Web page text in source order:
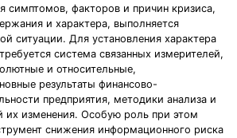
симптомов, факторов и причин кризиса,
и характера, выполняется
ситуации. Для установления характера
система связанных измерителей,
и относительные,
результаты финансово-
предприятия, методики анализа и
их изменения. Особую роль при этом
снижения информационного риска